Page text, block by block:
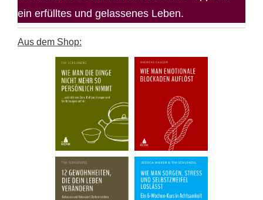
ein erfülltes und gelassenes Leben.
Aus dem Shop: